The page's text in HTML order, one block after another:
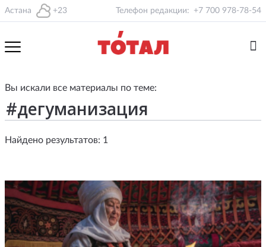
Астана +23 Телефон редакции: +7 700 978-78-54
Вы искали все материалы по теме:
Найдено результатов: 1